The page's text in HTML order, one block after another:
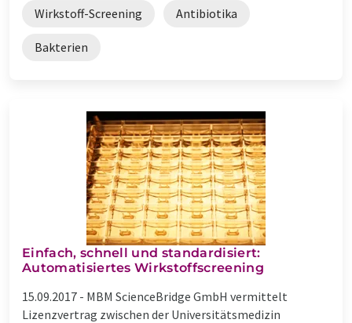
Wirkstoff-Screening Antibiotika
Bakterien
Einfach, schnell und standardisiert:
Automatisiertes Wirkstoffscreening
15.09.2017 - MBM ScienceBridge GmbH vermittelt
Lizenzvertrag zwischen der Universitätsmedizin